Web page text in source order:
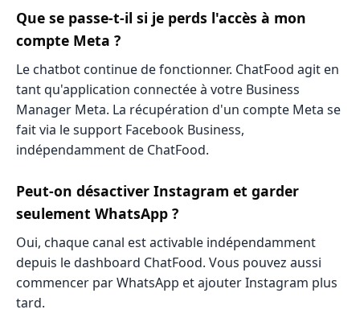
Que se passe-t-il si je perds l'accès à mon
compte Meta ?
Le chatbot continue de fonctionner. ChatFood agit en
tant qu'application connectée à votre Business
Manager Meta. La récupération d'un compte Meta se
fait via le support Facebook Business,
indépendamment de ChatFood.
Peut-on désactiver Instagram et garder
seulement WhatsApp ?
Oui, chaque canal est activable indépendamment
depuis le dashboard ChatFood. Vous pouvez aussi
commencer par WhatsApp et ajouter Instagram plus
tard.